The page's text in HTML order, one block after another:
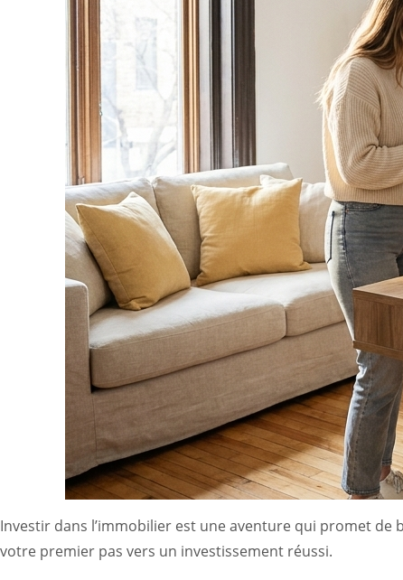
Investir dans l’immobilier est une aventure qui promet
votre premier pas vers un investissement réussi.